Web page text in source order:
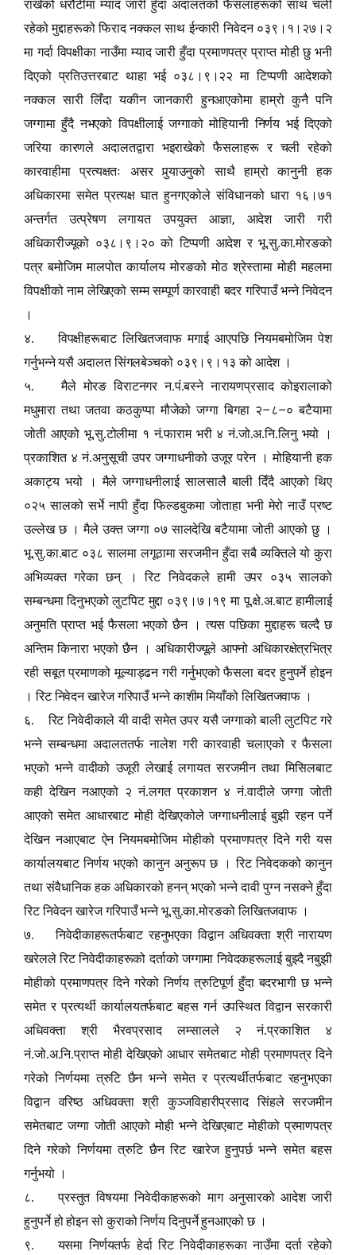
राखेको धरौटीमा म्याद जारी हुँदा अदालतको फैसलाहरूको साथ चली
रहेको मुद्दाहरूको फिराद नक्कल साथ ईन्कारी निवेदन ०३९।१।२७।२
मा गर्दा विपक्षीका नाउँमा म्याद जारी हुँदा प्रमाणपत्र प्राप्त मोही छु भनी
दिएको प्रतिउत्तरबाट थाहा भई ०३८।९।२२ मा टिप्पणी आदेशको
नक्कल सारी लिँदा यकीन जानकारी हुनआएकोमा हाम्रो कुनै पनि
जग्गामा हुँदै नभएको विपक्षीलाई जग्गाको मोहियानी निर्णय भई दिएको
जरिया कारणले अदालतद्वारा भइराखेको फैसलाहरू र चली रहेको
कारवाहीमा प्रत्यक्षतः असर पुर्‍याउनुको साथै हाम्रो कानुनी हक
अधिकारमा समेत प्रत्यक्ष घात हुनगएकोले संविधानको धारा १६।७१
अन्तर्गत उत्प्रेषण लगायत उपयुक्त आज्ञा, आदेश जारी गरी
अधिकारीज्यूको ०३८।९।२० को टिप्पणी आदेश र भू.सु.का.मोरङको
पत्र बमोजिम मालपोत कार्यालय मोरङको मोठ श्रेस्तामा मोही महलमा
विपक्षीको नाम लेखिएको सम्म सम्पूर्ण कारवाही बदर गरिपाउँ भन्ने निवेदन
।
४. विपक्षीहरूबाट लिखितजवाफ मगाई आएपछि नियमबमोजिम पेश
गर्नुभन्ने यसै अदालत सिंगलबेञ्चको ०३९।९।१३ को आदेश ।
५. मैले मोरङ विराटनगर न.पं.बस्ने नारायणप्रसाद कोइरालाको
मधुमारा तथा जतवा कठकुप्पा मौजेको जग्गा बिगहा २– ८–० बटैयामा
जोती आएको भू.सु.टोलीमा १ नं.फाराम भरी ४ नं.जो.अ.नि.लिनु भयो ।
प्रकाशित ४ नं.अनुसूची उपर जग्गाधनीको उजूर परेन । मोहियानी हक
अकाट्य भयो । मैले जग्गाधनीलाई सालसालै बाली दिँदै आएको थिए
०२५ सालको सर्भे नापी हुँदा फिल्डबुकमा जोताहा भनी मेरो नाउँ प्रष्ट
उल्लेख छ । मैले उक्त जग्गा ०७ सालदेखि बटैयामा जोती आएको छु ।
भू.सु.का.बाट ०३८ सालमा लगूठामा सरजमीन हुँदा सबै व्यक्तिले यो कुरा
अभिव्यक्त गरेका छन् । रिट निवेदकले हामी उपर ०३५ सालको
सम्बन्धमा दिनुभएको लुटपिट मुद्दा ०३९।७।१९ मा पू.क्षे.अ.बाट हामीलाई
अनुमति प्राप्त भई फैसला भएको छैन । त्यस पछिका मुद्दाहरू चल्दै छ
अन्तिम किनारा भएको छैन । अधिकारीज्यूले आफ्नो अधिकारक्षेत्रभित्र
रही सबूत प्रमाणको मूल्याड्ढन गरी गर्नुभएको फैसला बदर हुनुपर्ने होइन
। रिट निवेदन खारेज गरिपाउँ भन्ने काशीम मियाँको लिखितजवाफ ।
६. रिट निवेदीकाले यी वादी समेत उपर यसै जग्गाको बाली लुटपिट गरे
भन्ने सम्बन्धमा अदालततर्फ नालेश गरी कारवाही चलाएको र फैसला
भएको भन्ने वादीको उजूरी लेखाई लगायत सरजमीन तथा मिसिलबाट
कही देखिन नआएको २ नं.लगत प्रकाशन ४ नं.वादीले जग्गा जोती
आएको समेत आधारबाट मोही देखिएकोले जग्गाधनीलाई बुझी रहन पर्ने
देखिन नआएबाट ऐन नियमबमोजिम मोहीको प्रमाणपत्र दिने गरी यस
कार्यालयबाट निर्णय भएको कानुन अनुरूप छ । रिट निवेदकको कानुन
तथा संवैधानिक हक अधिकारको हनन् भएको भन्ने दावी पुग्न नसक्ने हुँदा
रिट निवेदन खारेज गरिपाउँ भन्ने भू.सु.का.मोरङको लिखितजवाफ ।
७. निवेदीकाहरूतर्फबाट रहनुभएका विद्वान अधिवक्ता श्री नारायण
खरेलले रिट निवेदीकाहरूको दर्ताको जग्गामा निवेदकहरूलाई बुझ्दै नबुझी
मोहीको प्रमाणपत्र दिने गरेको निर्णय त्रुटिपूर्ण हुँदा बदरभागी छ भन्ने
समेत र प्रत्यर्थी कार्यालयतर्फबाट बहस गर्न उपस्थित विद्वान सरकारी
अधिवक्ता श्री भैरवप्रसाद लम्सालले २ नं.प्रकाशित ४
नं.जो.अ.नि.प्राप्त मोही देखिएको आधार समेतबाट मोही प्रमाणपत्र दिने
गरेको निर्णयमा त्रुटि छैन भन्ने समेत र प्रत्यर्थीतर्फबाट रहनुभएका
विद्वान वरिष्ठ अधिवक्ता श्री कुञ्जविहारीप्रसाद सिंहले सरजमीन
समेतबाट जग्गा जोती आएको मोही भन्ने देखिएबाट मोहीको प्रमाणपत्र
दिने गरेको निर्णयमा त्रुटि छैन रिट खारेज हुनुपर्छ भन्ने समेत बहस
गर्नुभयो ।
८. प्रस्तुत विषयमा निवेदीकाहरूको माग अनुसारको आदेश जारी
हुनुपर्ने हो होइन सो कुराको निर्णय दिनुपर्ने हुनआएको छ ।
९. यसमा निर्णयतर्फ हेर्दा रिट निवेदीकाहरूका नाउँमा दर्ता रहेको